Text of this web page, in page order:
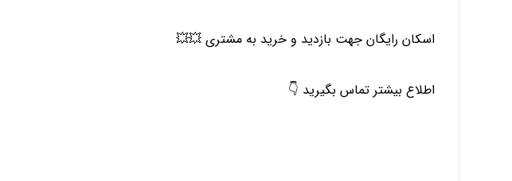
اسکان رایگان جهت بازدید و خرید به مشتری 💥💥
اطلاع بیشتر تماس بگیرید 👇